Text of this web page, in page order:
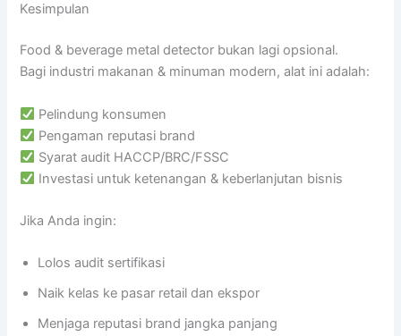
Kesimpulan
Food & beverage metal detector bukan lagi opsional.
Bagi industri makanan & minuman modern, alat ini adalah:
Pelindung konsumen
Pengaman reputasi brand
Syarat audit HACCP/BRC/FSSC
Investasi untuk ketenangan & keberlanjutan bisnis
Jika Anda ingin:
Lolos audit sertifikasi
Naik kelas ke pasar retail dan ekspor
Menjaga reputasi brand jangka panjang